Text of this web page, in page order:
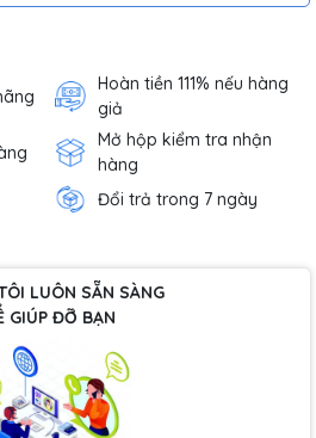
Hoàn tiền 111% nếu hàng
giả
Mở hộp kiểm tra nhận
hàng
Đổi trả trong 7 ngày
LUÔN SẴN SÀNG
GIÚP ĐỠ BẠN